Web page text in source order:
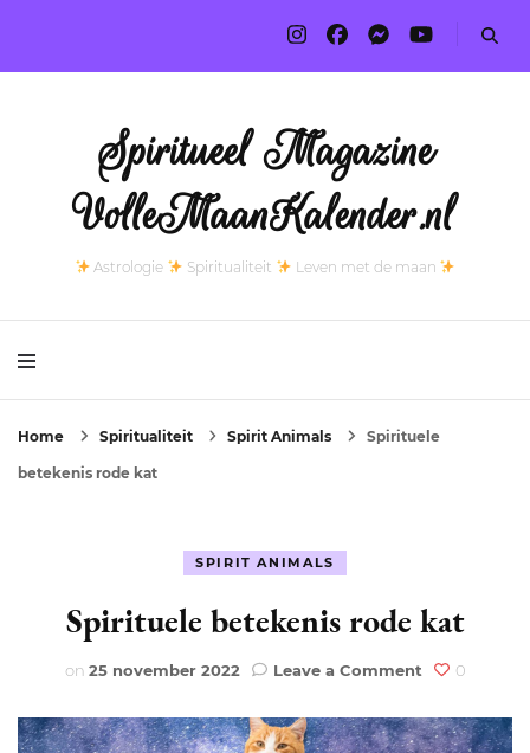
Spiritueel Magazine
VolleMaanKalender.nl
Astrologie Spiritualiteit Leven met de maan
Home Spiritualiteit Spirit Animals Spirituele
betekenis rode kat
SPIRIT ANIMALS
Spirituele betekenis rode kat
on 25 november 2022 Leave a Commenton
betekenis
rode
0